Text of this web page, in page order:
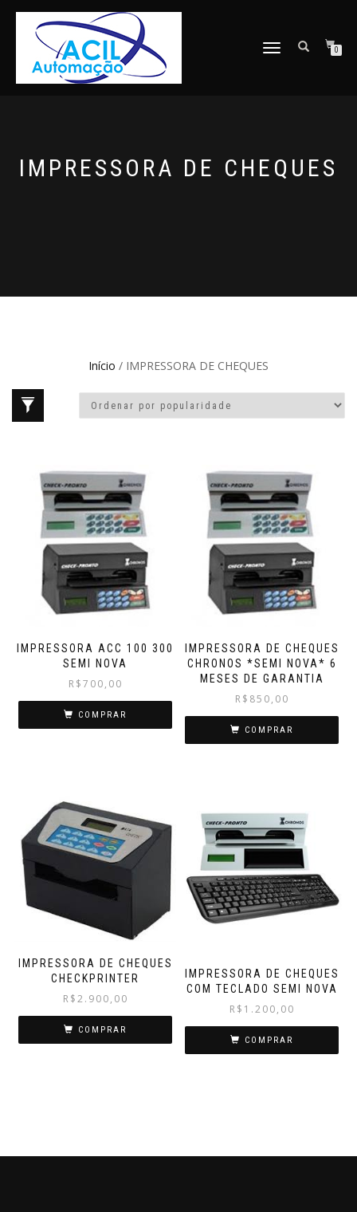
ALTERNAR
0
IMPRESSORA DE CHEQUES
Início / IMPRESSORA DE CHEQUES
IMPRESSORA ACC 100 300
SEMI NOVA
R$700,00
COMPRAR
IMPRESSORA DE CHEQUES
CHRONOS *SEMI NOVA* 6
MESES DE GARANTIA
R$ 850,00
COMPRAR
IMPRESSORA DE CHEQUES
CHECKPRINTER
R$2.900,00
COMPRAR
IMPRESSORA DE CHEQUES
COM TECLADO SEMI NOVA
R$ 1.200,00
COMPRAR